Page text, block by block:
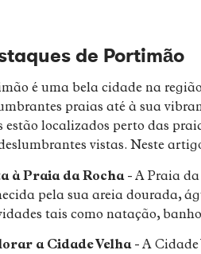
de Portimão
é uma bela cidade na
praias até à sua
estão localizados perto das
vistas. Neste
à Praia da Rocha- A Praia da
pela sua areia dourada,
tais como natação,
a Cidade Velha- A Cidade